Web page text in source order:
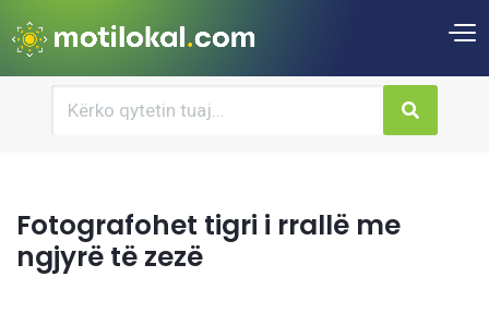
Fotografohet tigri i rrallë me
ngjyrë të zezë